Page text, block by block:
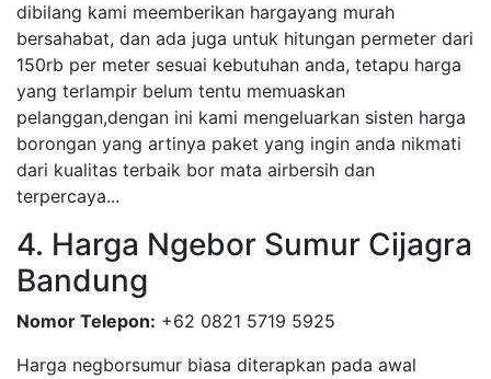
dibilang kami meemberikan hargayang murah
bersahabat, dan ada juga untuk hitungan permeter dari
150rb per meter sesuai kebutuhan anda, tetapu harga
yang terlampir belum tentu memuaskan
pelanggan,dengan ini kami mengeluarkan sisten harga
borongan yang artinya paket yang ingin anda nikmati
dari kualitas terbaik bor mata airbersih dan
terpercaya...
4. Harga Ngebor Sumur Cijagra
Bandung
Nomor Telepon: +62 0821 5719 5925
Harga negborsumur biasa diterapkan pada awal